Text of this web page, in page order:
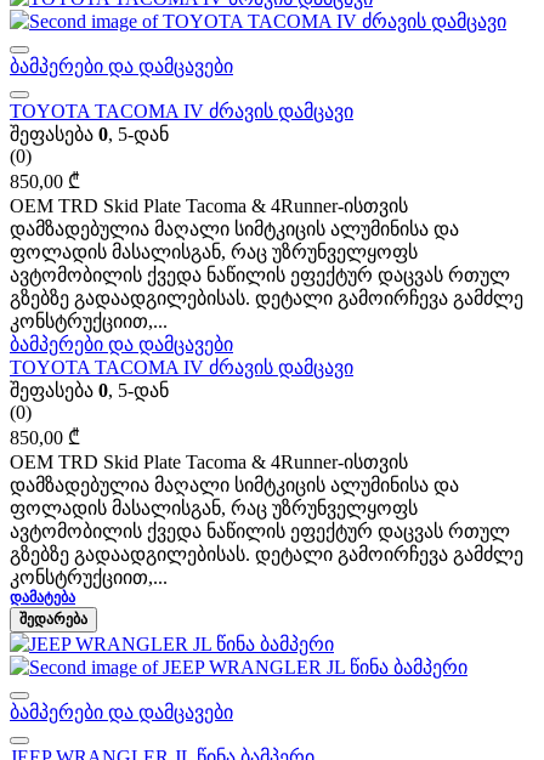
ბამპერები და დამცავები
TOYOTA TACOMA IV ძრავის დამცავი
შეფასება 0, 5-დან
(0)
850,00 ₾
OEM TRD Skid Plate Tacoma & 4Runner-ისთვის
დამზადებულია მაღალი სიმტკიცის ალუმინისა და
ფოლადის მასალისგან, რაც უზრუნველყოფს
ავტომობილის ქვედა ნაწილის ეფექტურ დაცვას რთულ
გზებზე გადაადგილებისას. დეტალი გამოირჩევა გამძლე
კონსტრუქციით,...
ბამპერები და დამცავები
TOYOTA TACOMA IV ძრავის დამცავი
შეფასება 0, 5-დან
(0)
850,00 ₾
OEM TRD Skid Plate Tacoma & 4Runner-ისთვის
დამზადებულია მაღალი სიმტკიცის ალუმინისა და
ფოლადის მასალისგან, რაც უზრუნველყოფს
ავტომობილის ქვედა ნაწილის ეფექტურ დაცვას რთულ
გზებზე გადაადგილებისას. დეტალი გამოირჩევა გამძლე
კონსტრუქციით,...
ᲓᲐᲛᲐᲢᲔᲑᲐ
ᲨᲔᲓᲐᲠᲔᲑᲐ
ბამპერები და დამცავები